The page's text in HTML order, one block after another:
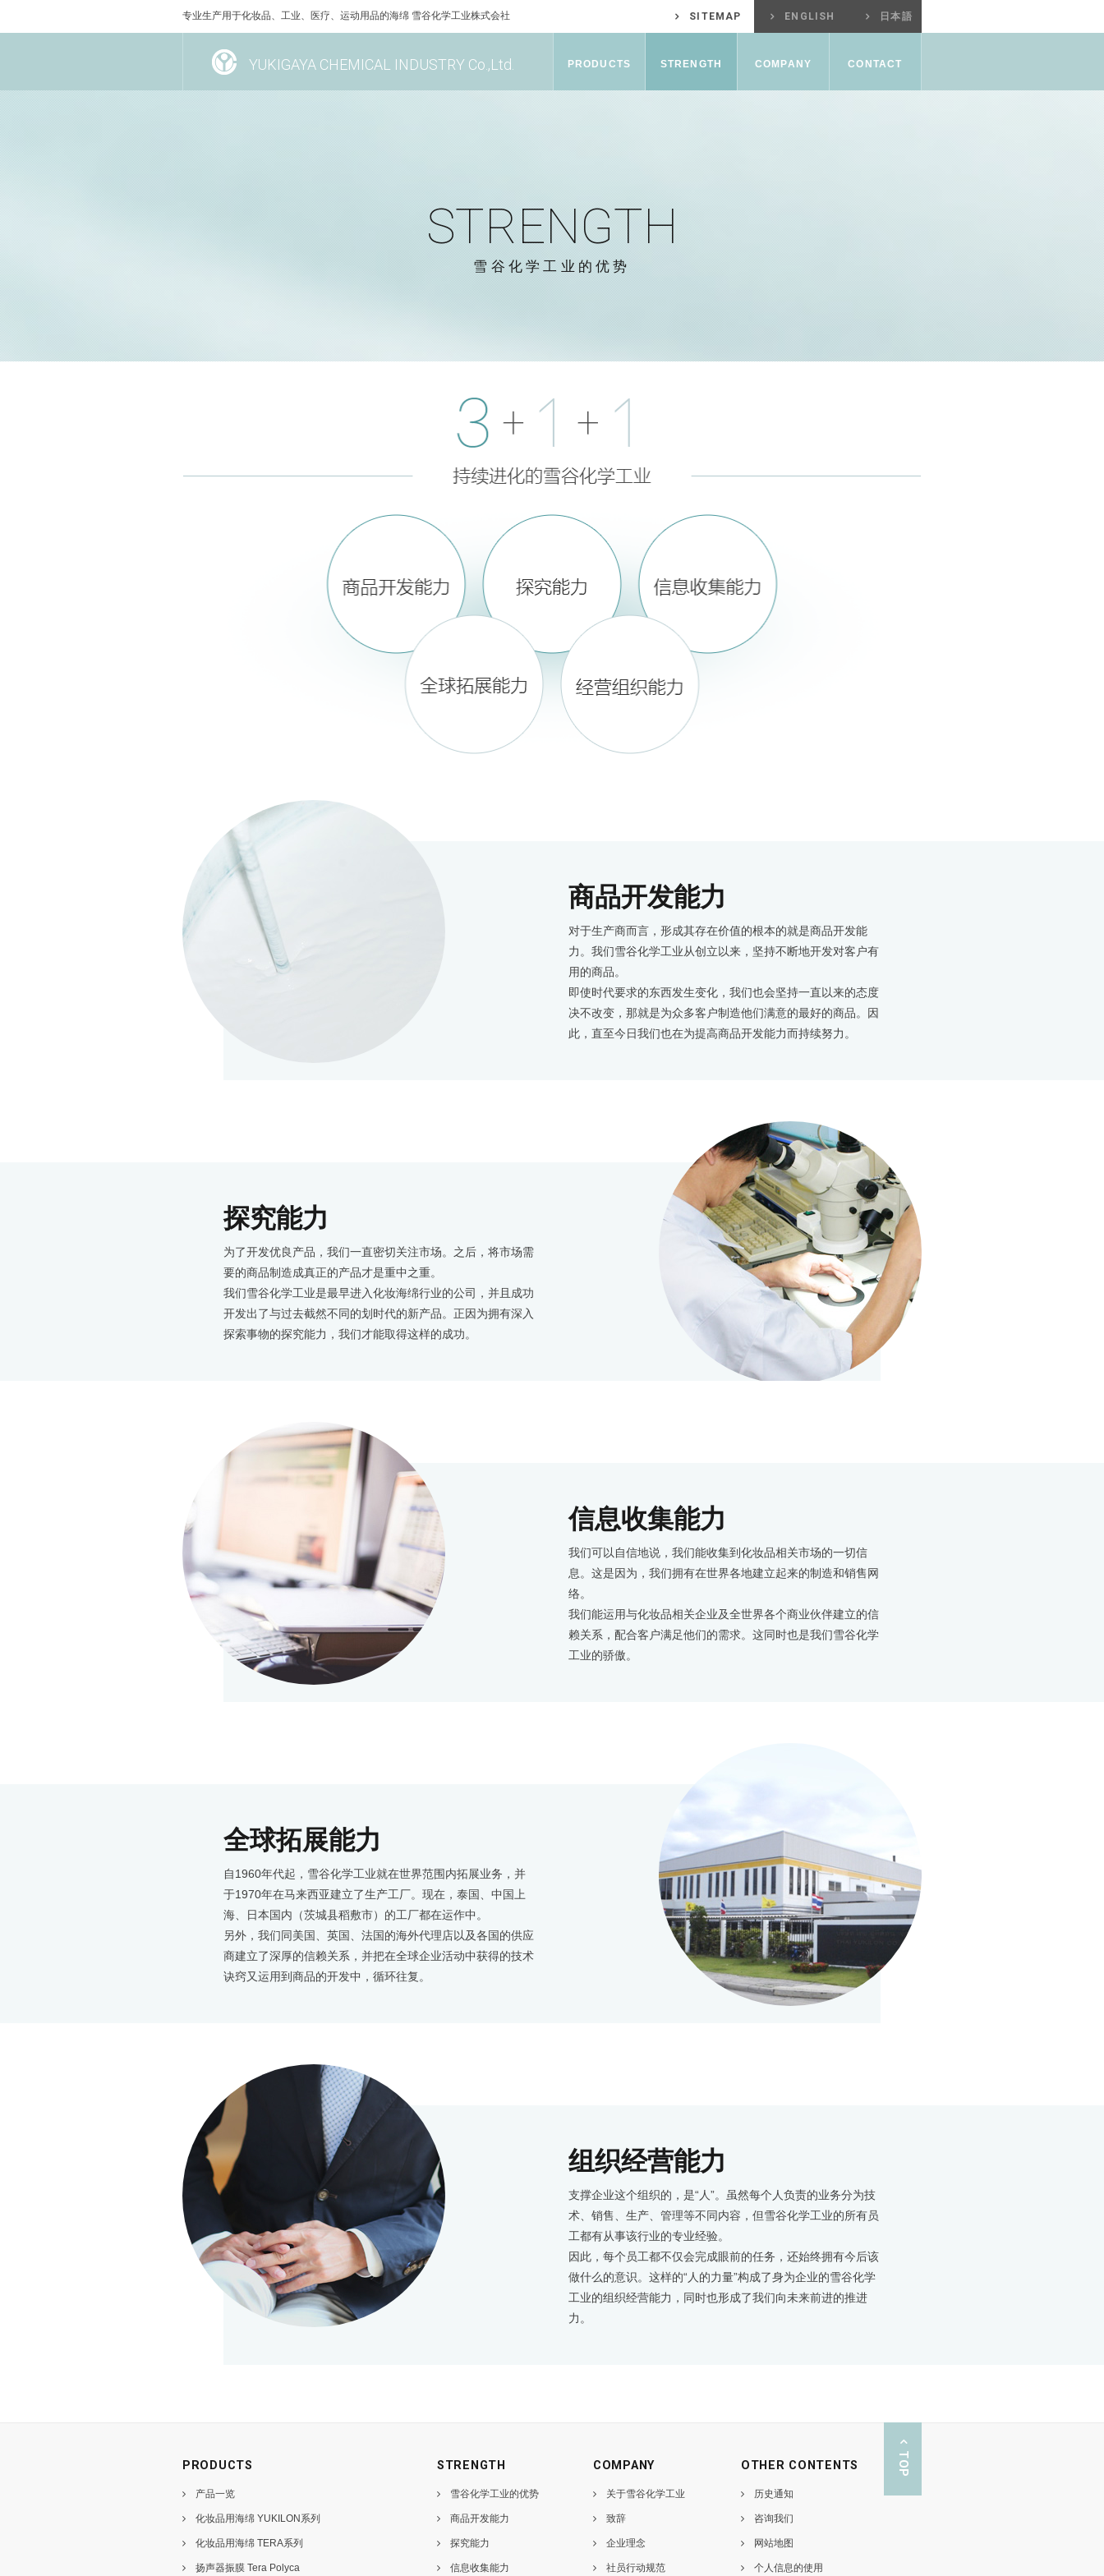
专业生产用于化妆品、工业、医疗、运动用品的海绵 雪谷化学工业株式会社 SITEMAP ENGLISH 日本語
YUKIGAYA CHEMICAL INDUSTRY Co.,Ltd. PRODUCTS STRENGTH COMPANY CONTACT
STRENGTH
雪谷化学工业的优势
商品开发能力
对于生产商而言，形成其存在价值的根本的就是商品开发能
力。我们雪谷化学工业从创立以来，坚持不断地开发对客户有
用的商品。
即使时代要求的东西发生变化，我们也会坚持一直以来的态度
决不改变，那就是为众多客户制造他们满意的最好的商品。因
此，直至今日我们也在为提高商品开发能力而持续努力。
探究能力
为了开发优良产品，我们一直密切关注市场。之后，将市场需
要的商品制造成真正的产品才是重中之重。
我们雪谷化学工业是最早进入化妆海绵行业的公司，并且成功
开发出了与过去截然不同的划时代的新产品。正因为拥有深入
探索事物的探究能力，我们才能取得这样的成功。
信息收集能力
我们可以自信地说，我们能收集到化妆品相关市场的一切信
息。这是因为，我们拥有在世界各地建立起来的制造和销售网
络。
我们能运用与化妆品相关企业及全世界各个商业伙伴建立的信
赖关系，配合客户满足他们的需求。这同时也是我们雪谷化学
工业的骄傲。
全球拓展能力
自1960年代起，雪谷化学工业就在世界范围内拓展业务，并
于1970年在马来西亚建立了生产工厂。现在，泰国、中国上
海、日本国内（茨城县稻敷市）的工厂都在运作中。
另外，我们同美国、英国、法国的海外代理店以及各国的供应
商建立了深厚的信赖关系，并把在全球企业活动中获得的技术
诀窍又运用到商品的开发中，循环往复。
组织经营能力
支撑企业这个组织的，是“人”。虽然每个人负责的业务分为技
术、销售、生产、管理等不同内容，但雪谷化学工业的所有员
工都有从事该行业的专业经验。
因此，每个员工都不仅会完成眼前的任务，还始终拥有今后该
做什么的意识。这样的“人的力量”构成了身为企业的雪谷化学
工业的组织经营能力，同时也形成了我们向未来前进的推进
力。
PRODUCTS
产品一览
化妆品用海绵 YUKILON系列
化妆品用海绵 TERA系列
扬声器振膜 Tera Polyca
STRENGTH
雪谷化学工业的优势
商品开发能力
探究能力
信息收集能力
COMPANY
关于雪谷化学工业
致辞
企业理念
社员行动规范
OTHER CONTENTS
历史通知
咨询我们
网站地图
个人信息的使用
TOP